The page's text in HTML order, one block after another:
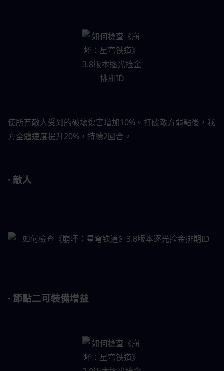
使所有敵人受到的破壞傷害增加10%。打破敵方弱點後，我
方全體速度提升20%，持續2回合。
· 敵人
· 節點二可裝備增益